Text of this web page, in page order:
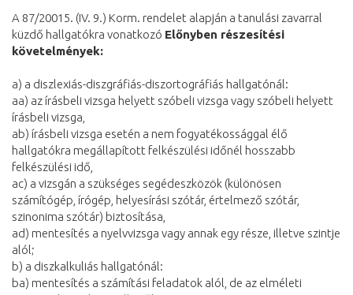
A 87/20015. (IV. 9.) Korm. rendelet alapján a tanulási zavarral
küzdő hallgatókra vonatkozó Előnyben részesítési
követelmények:
a) a diszlexiás-diszgráfiás-diszortográfiás hallgatónál:
aa) az írásbeli vizsga helyett szóbeli vizsga vagy szóbeli helyett
írásbeli vizsga,
ab) írásbeli vizsga esetén a nem fogyatékossággal élő
hallgatókra megállapított felkészülési időnél hosszabb
felkészülési idő,
ac) a vizsgán a szükséges segédeszközök (különösen
számítógép, írógép, helyesírási szótár, értelmező szótár,
szinonima szótár) biztosítása,
ad) mentesítés a nyelvvizsga vagy annak egy része, illetve szintje
alól;
b) a diszkalkuliás hallgatónál:
ba) mentesítés a számítási feladatok alól, de az elméleti